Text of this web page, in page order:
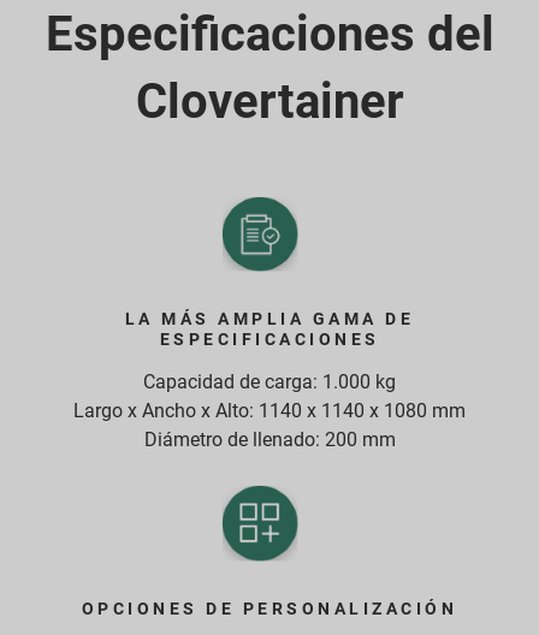
Especificaciones del
Clovertainer
LA MÁS AMPLIA GAMA DE
ESPECIFICACIONES
Capacidad de carga: 1.000 kg
Largo x Ancho x Alto: 1140 x 1140 x 1080 mm
Diámetro de llenado: 200 mm
OPCIONES DE PERSONALIZACIÓN